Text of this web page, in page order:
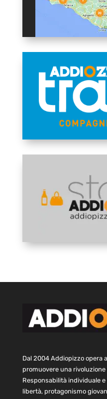
Dal 2004 Addiopizzo opera
promuovere una
Responsabilità individuale
libertà, protagonismo